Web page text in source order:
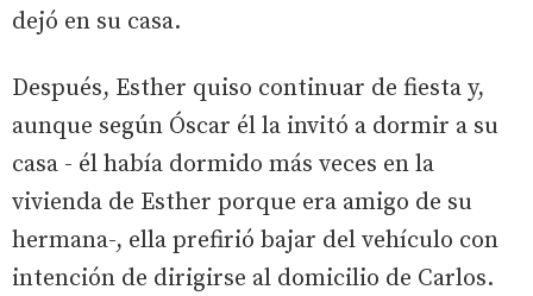
dejó en su casa.
Después, Esther quiso continuar de fiesta y,
aunque según Óscar él la invitó a dormir a su
casa - él había dormido más veces en la
vivienda de Esther porque era amigo de su
hermana-, ella prefirió bajar del vehículo con
intención de dirigirse al domicilio de Carlos.